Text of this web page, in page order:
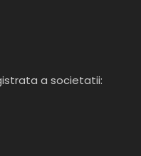
a societatii: